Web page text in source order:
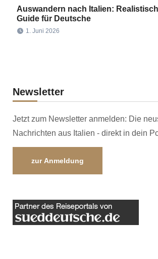
Auswandern nach Italien:
Guide für Deutsche
1. Juni 2026
Newsletter
Jetzt zum Newsletter anmelden: Die
Nachrichten aus Italien - direkt in dein
zur Anmeldung